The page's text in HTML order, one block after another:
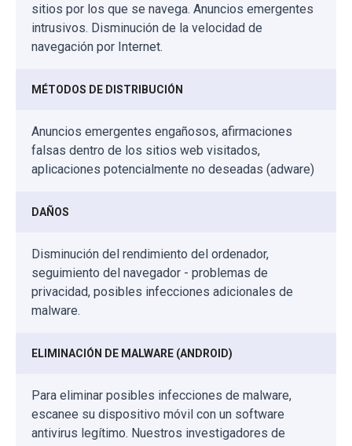
sitios por los que se navega. Anuncios emergentes
intrusivos. Disminución de la velocidad de
navegación por Internet.
MÉTODOS DE DISTRIBUCIÓN
Anuncios emergentes engañosos, afirmaciones
falsas dentro de los sitios web visitados,
aplicaciones potencialmente no deseadas (adware)
DAÑOS
Disminución del rendimiento del ordenador,
seguimiento del navegador - problemas de
privacidad, posibles infecciones adicionales de
malware.
ELIMINACIÓN DE MALWARE (ANDROID)
Para eliminar posibles infecciones de malware,
escanee su dispositivo móvil con un software
antivirus legítimo. Nuestros investigadores de